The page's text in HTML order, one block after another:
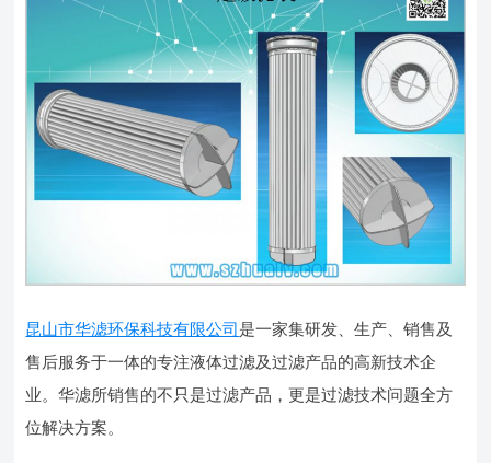
昆山市华滤环保科技有限公司是一家集研发、生产、销售及
售后服务于一体的专注液体过滤及过滤产品的高新技术企
业。华滤所销售的不只是过滤产品，更是过滤技术问题全方
位解决方案。